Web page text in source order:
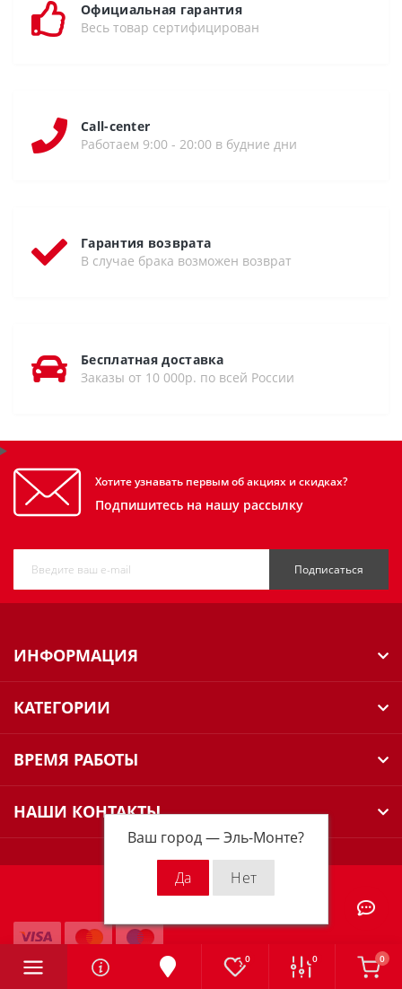
Ваш город —Эль-Монте?
0 0 0
Официальная гарантия
Весь товар сертифицирован
Call-center
Работаем 9:00 - 20:00 в будние дни
Гарантия возврата
В случае брака возможен возврат
Бесплатная доставка
Заказы от 10 000р. по всей России
Хотите узнавать первым об акциях и скидках?
Подпишитесь на нашу рассылку
Подписаться
ИНФОРМАЦИЯ
КАТЕГОРИИ
ВРЕМЯ РАБОТЫ
НАШИ КОНТАКТЫ
Milwaukee Russia © 2026